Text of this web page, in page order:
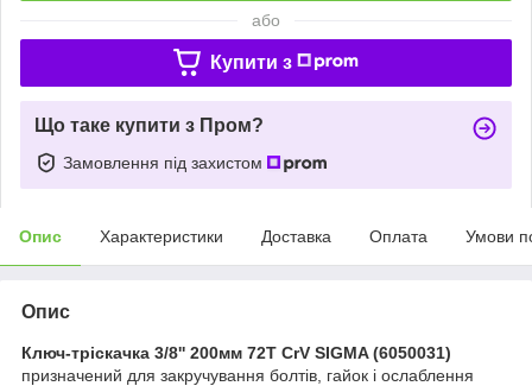
або
Купити з
Що таке купити з Пром?
Замовлення під захистом
Опис Характеристики Доставка Оплата Умови
Опис
Ключ-тріскачка 3/8'' 200мм 72T CrV SIGMA (6050031)
призначений для закручування болтів, гайок і ослаблення